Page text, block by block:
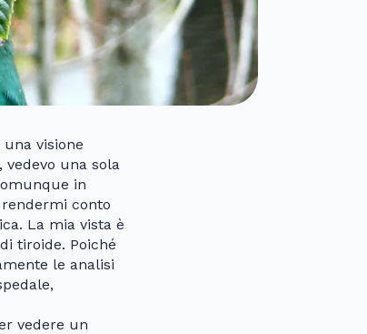
visione
una sola
in
conto
La mia vista è
tiroide. Poiché
le analisi
vedere un